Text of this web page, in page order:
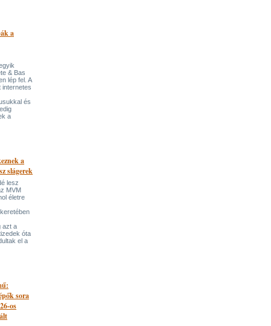
a
& Bas
lép fel. A
internetes
és
a
a
slágerek
lesz
MVM
életre
azt a
óta
el a
sora
os